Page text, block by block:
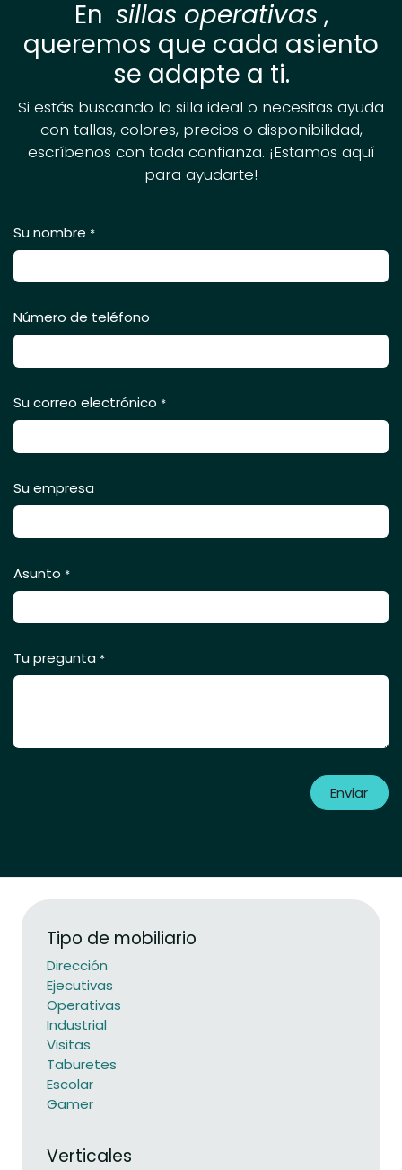
En sillas operativas ,
queremos que cada asiento
se adapte a ti.
Si estás buscando la silla ideal o necesitas ayuda
con tallas, colores, precios o disponibilidad,
escríbenos con toda confianza. ¡Estamos aquí
para ayudarte!
Su nombre *
Número de teléfono
Su correo electrónico *
Su empresa
Asunto *
Tu pregunta *
Enviar
Tipo de mobiliario
Dirección
Ejecutivas
Operativas
Industrial
Visitas
Taburetes
Escolar
Gamer
Verticales